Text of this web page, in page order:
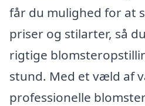
får du mulighed for at
priser og stilarter, så
rigtige
stund. Med et væld af
professionelle